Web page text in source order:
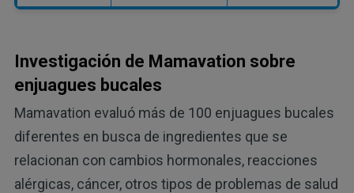
Investigación de Mamavation sobre
enjuagues bucales
Mamavation evaluó más de 100 enjuagues bucales
diferentes en busca de ingredientes que se
relacionan con cambios hormonales, reacciones
alérgicas, cáncer, otros tipos de problemas de salud